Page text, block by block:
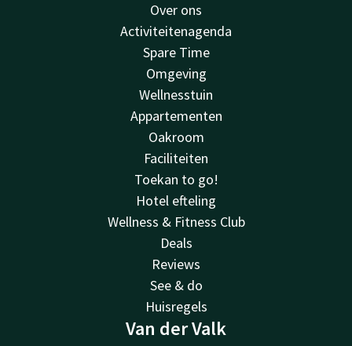
Over ons
Activiteitenagenda
Spare Time
Omgeving
Wellnesstuin
Appartementen
Oakroom
Faciliteiten
Toekan to go!
Hotel efteling
Wellness & Fitness Club
Deals
Reviews
See & do
Huisregels
Van der Valk